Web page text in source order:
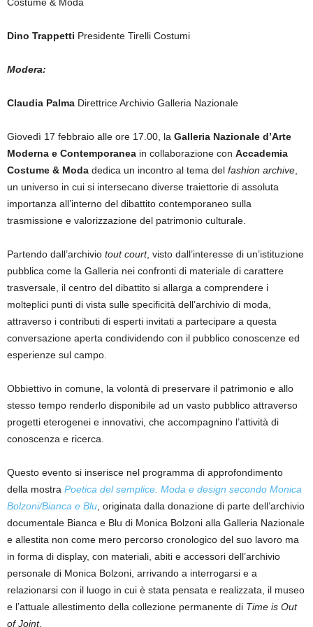
Dino Trappetti Presidente Tirelli Costumi
Modera:
Claudia Palma Direttrice Archivio Galleria Nazionale
Giovedì 17 febbraio alle ore 17.00, la Galleria Nazionale d’Arte
Moderna e Contemporanea in collaborazione con Accademia
Costume & Moda dedica un incontro al tema del fashion archive
un universo in cui si intersecano diverse traiettorie di assoluta
importanza all’interno del dibattito contemporaneo sulla
trasmissione e valorizzazione del patrimonio culturale.
Partendo dall’archivio tout court, visto dall’interesse di un’istituzione
pubblica come la Galleria nei confronti di materiale di carattere
trasversale, il centro del dibattito si allarga a comprendere i
molteplici punti di vista sulle specificità dell’archivio di moda,
attraverso i contributi di esperti invitati a partecipare a questa
conversazione aperta condividendo con il pubblico conoscenze ed
esperienze sul campo.
Obbiettivo in comune, la volontà di preservare il patrimonio e allo
stesso tempo renderlo disponibile ad un vasto pubblico attraverso
progetti eterogenei e innovativi, che accompagnino l’attività di
conoscenza e ricerca.
Questo evento si inserisce nel programma di approfondimento
della mostra Poetica del semplice. Moda e design secondo Monica
Bolzoni/Bianca e Blu , originata dalla donazione di parte dell’archivio
documentale Bianca e Blu di Monica Bolzoni alla Galleria Nazionale
e allestita non come mero percorso cronologico del suo lavoro ma
in forma di display, con materiali, abiti e accessori dell’archivio
personale di Monica Bolzoni, arrivando a interrogarsi e a
relazionarsi con il luogo in cui è stata pensata e realizzata, il museo
e l’attuale allestimento della collezione permanente di Time is Out
of Joint.